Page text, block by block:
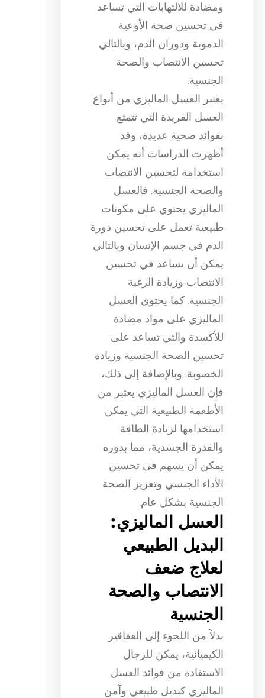
ومضادة للالتهابات التي تساعد
في تحسين صحة الأوعية
الدموية ودوران الدم، وبالتالي
تحسين الانتصاب والصحة
الجنسية.
يعتبر العسل الماليزي من أنواع
العسل الفريدة التي تتمتع
بفوائد صحية عديدة، وقد
أظهرت الدراسات أنه يمكن
استخدامه لتحسين الانتصاب
والصحة الجنسية. فالعسل
الماليزي يحتوي على مكونات
طبيعية تعمل على تحسين دورة
الدم في جسم الإنسان وبالتالي
يمكن أن يساعد في تحسين
الانتصاب وزيادة الرغبة
الجنسية. كما يحتوي العسل
الماليزي على مواد مضادة
للأكسدة والتي تساعد على
تحسين الصحة الجنسية وزيادة
الخصوبة. وبالإضافة إلى ذلك،
فإن العسل الماليزي يعتبر من
الأطعمة الطبيعية التي يمكن
استخدامها لزيادة الطاقة
والقدرة الجسدية، مما بدوره
يمكن أن يسهم في تحسين
الأداء الجنسي وتعزيز الصحة
الجنسية بشكل عام.
العسل الماليزي:
البديل الطبيعي
لعلاج ضعف
الانتصاب والصحة
الجنسية
بدلاً من اللجوء إلى العقاقير
الكيميائية، يمكن للرجال
الاستفادة من فوائد العسل
الماليزي كبديل طبيعي وآمن